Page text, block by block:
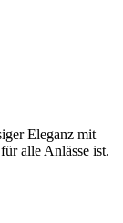
Eleganz mit
alle Anlässe ist.